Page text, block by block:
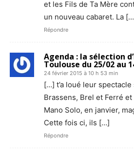
et les Fils de Ta Mère
un nouveau cabaret. La
Répondre
Agenda : la sélection
Toulouse du 25/02 au
24 février 2015 à 10 h 53 min
[…] t’a loué leur spectacle
Brassens, Brel et Ferré et
Mano Solo, en janvier,
Cette fois ci, ils […]
Répondre